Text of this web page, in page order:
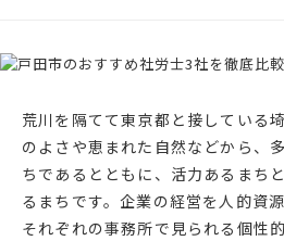
荒川を隔てて東京都と接している
のよさや恵まれた自然などから、
ちであるとともに、活力あるまち
るまちです。企業の経営を人的資
それぞれの事務所で見られる個性